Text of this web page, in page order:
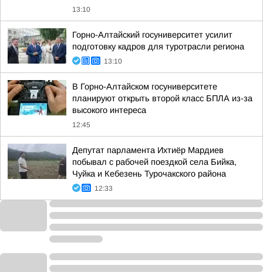
13:10
Горно-Алтайский госуниверситет усилит
подготовку кадров для туротрасли региона
13:10
В Горно-Алтайском госуниверситете
планируют открыть второй класс БПЛА из-за
высокого интереса
12:45
Депутат парламента Ихтиёр Мардиев
побывал с рабочей поездкой села Бийка,
Чуйка и Кебезень Турочакского района
12:33